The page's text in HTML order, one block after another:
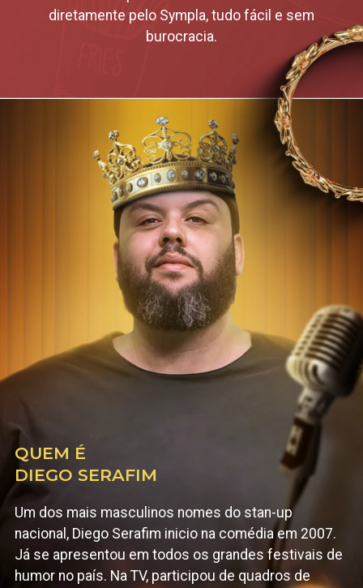
diretamente pelo Sympla, tudo fácil e sem
burocracia.
QUEM É
DIEGO SERAFIM
Um dos mais masculinos nomes do stan-up
nacional, Diego Serafim inicio na comédia em 2007.
Já se apresentou em todos os grandes festivais de
humor no país. Na TV, participou de quadros de